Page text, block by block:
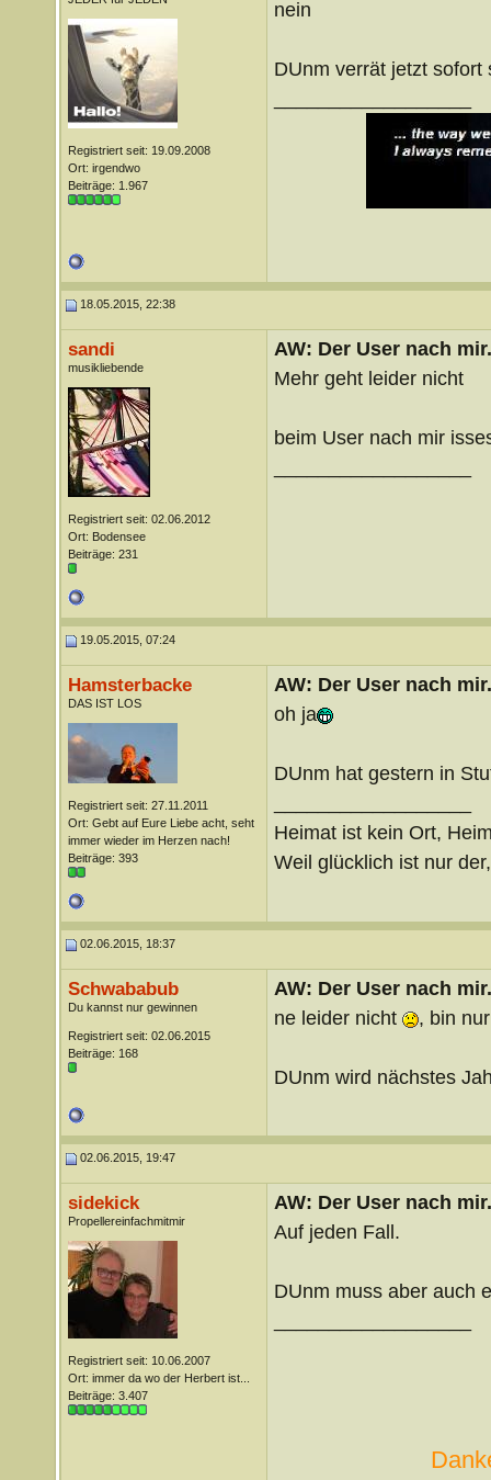
Registriert seit: 19.09.2008
Ort: irgendwo
Beiträge: 1.967
nein
DUnm verrät jetzt
18.05.2015, 22:38
sandi
musikliebende
Registriert seit: 02.06.2012
Ort: Bodensee
Beiträge: 231
AW: Der User nach
Mehr geht leider nicht
beim User nach mir
19.05.2015, 07:24
Hamsterbacke
DAS IST LOS
Registriert seit: 27.11.2011
Ort: Gebt auf Eure Liebe acht, seht
immer wieder im Herzen nach!
Beiträge: 393
AW: Der User nach
oh ja
DUnm hat gestern in
Heimat ist kein Ort,
Weil glücklich ist nur
02.06.2015, 18:37
Schwababub
Du kannst nur gewinnen
Registriert seit: 02.06.2015
Beiträge: 168
AW: Der User nach
ne leider nicht
, bin
DUnm wird nächstes
02.06.2015, 19:47
sidekick
Propellereinfachmitmir
Registriert seit: 10.06.2007
Ort: immer da wo der Herbert ist...
Beiträge: 3.407
AW: Der User nach
Auf jeden Fall.
DUnm muss aber auch